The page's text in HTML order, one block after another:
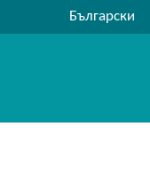
Български